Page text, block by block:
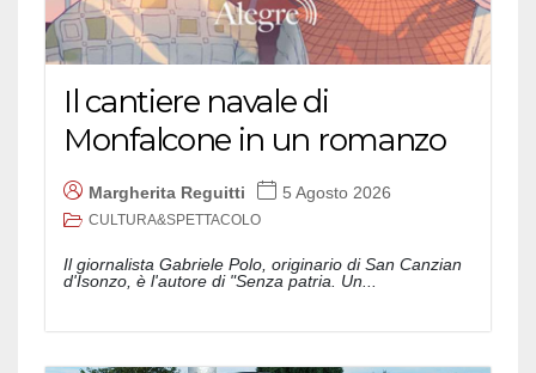
Il cantiere navale di
Monfalcone in un romanzo
Margherita Reguitti 5 Agosto 2026
CULTURA&SPETTACOLO
Il giornalista Gabriele Polo, originario di San Canzian
d'Isonzo, è l'autore di "Senza patria. Un...